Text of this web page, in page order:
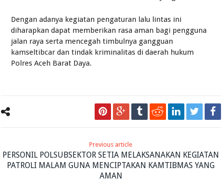
Dengan adanya kegiatan pengaturan lalu lintas ini
diharapkan dapat memberikan rasa aman bagi pengguna
jalan raya serta mencegah timbulnya gangguan
kamseltibcar dan tindak kriminalitas di daerah hukum
Polres Aceh Barat Daya.
Previous article
PERSONIL POLSUBSEKTOR SETIA MELAKSANAKAN KEGIATAN
PATROLI MALAM GUNA MENCIPTAKAN KAMTIBMAS YANG
AMAN